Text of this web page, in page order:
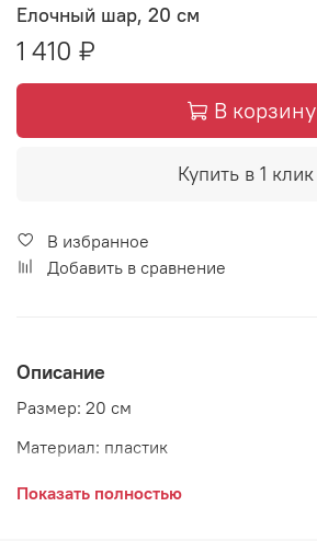
Елочный шар, 20 см
1 410 ₽
В корзину
Купить в 1 клик
В избранное
Добавить в сравнение
Описание
Размер: 20 см
Материал: пластик
Цвет: серебро
Показать полностью